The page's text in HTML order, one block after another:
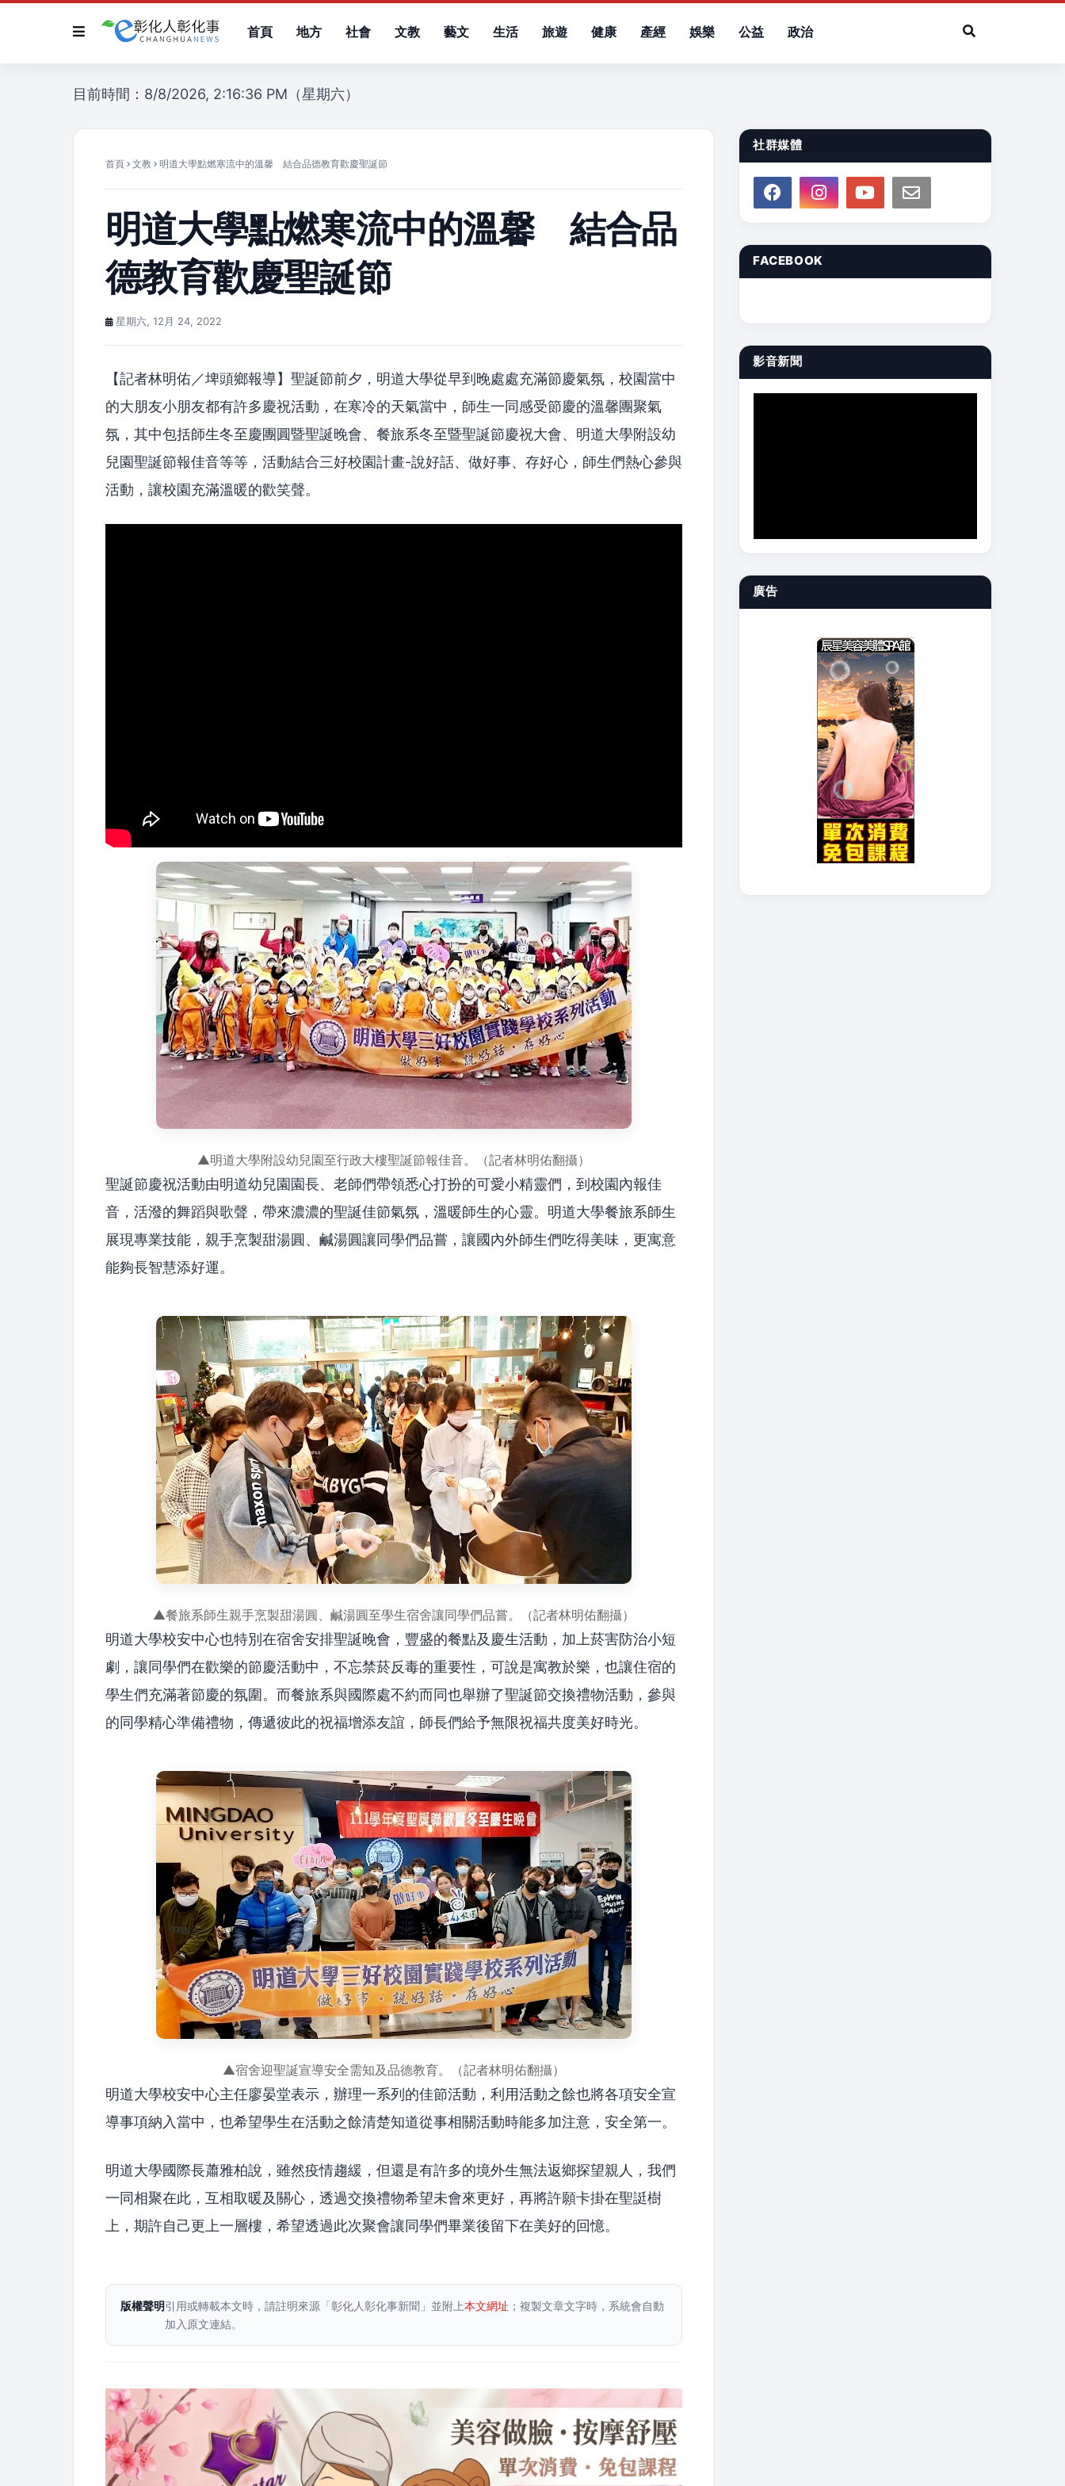
首頁 地方 社會 文教 藝文 生活 旅遊 健康 產經 娛樂 公益 政治
目前時間：8/8/2026, 2:16:36 PM（星期六）
首頁 文教 明道大學點燃寒流中的溫馨 結合品德教育歡慶聖誕節
明道大學點燃寒流中的溫馨 結合品
德教育歡慶聖誕節
星期六, 12月 24, 2022
【記者林明佑／埤頭鄉報導】聖誕節前夕，明道大學從早到晚處處充滿節慶氣氛，校園當中
的大朋友小朋友都有許多慶祝活動，在寒冷的天氣當中，師生一同感受節慶的溫馨團聚氣
氛，其中包括師生冬至慶團圓暨聖誕晚會、餐旅系冬至暨聖誕節慶祝大會、明道大學附設幼
兒園聖誕節報佳音等等，活動結合三好校園計畫-說好話、做好事、存好心，師生們熱心參與
活動，讓校園充滿溫暖的歡笑聲。
▲明道大學附設幼兒園至行政大樓聖誕節報佳音。（記者林明佑翻攝）
聖誕節慶祝活動由明道幼兒園園長、老師們帶領悉心打扮的可愛小精靈們，到校園內報佳
音，活潑的舞蹈與歌聲，帶來濃濃的聖誕佳節氣氛，溫暖師生的心靈。明道大學餐旅系師生
展現專業技能，親手烹製甜湯圓、鹹湯圓讓同學們品嘗，讓國內外師生們吃得美味，更寓意
能夠長智慧添好運。
▲餐旅系師生親手烹製甜湯圓、鹹湯圓至學生宿舍讓同學們品嘗。（記者林明佑翻攝）
明道大學校安中心也特別在宿舍安排聖誕晚會，豐盛的餐點及慶生活動，加上菸害防治小短
劇，讓同學們在歡樂的節慶活動中，不忘禁菸反毒的重要性，可說是寓教於樂，也讓住宿的
學生們充滿著節慶的氛圍。而餐旅系與國際處不約而同也舉辦了聖誕節交換禮物活動，參與
的同學精心準備禮物，傳遞彼此的祝福增添友誼，師長們給予無限祝福共度美好時光。
▲宿舍迎聖誕宣導安全需知及品德教育。（記者林明佑翻攝）
明道大學校安中心主任廖晏堂表示，辦理一系列的佳節活動，利用活動之餘也將各項安全宣
導事項納入當中，也希望學生在活動之餘清楚知道從事相關活動時能多加注意，安全第一。
明道大學國際長蕭雅柏說，雖然疫情趨緩，但還是有許多的境外生無法返鄉探望親人，我們
一同相聚在此，互相取暖及關心，透過交換禮物希望未會來更好，再將許願卡掛在聖誔樹
上，期許自己更上一層樓，希望透過此次聚會讓同學們畢業後留下在美好的回憶。
版權聲明引用或轉載本文時，請註明來源「彰化人彰化事新聞」並附上本文網址 ；複製文章文字時，系統會自動
加入原文連結。
社群媒體
FACEBOOK
影音新聞
廣告